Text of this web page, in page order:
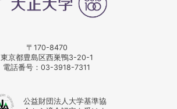
〒170-8470
東京都豊島区西巣鴨3-20-1
電話番号： 03-3918-7311
公益財団法人大学基準協